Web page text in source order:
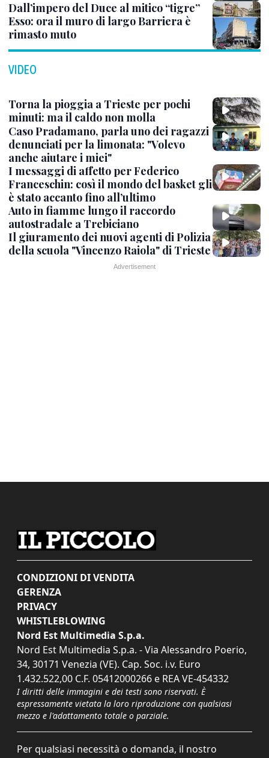
Dall’impero del Duce al mitico “tigre”
Esso: ora il muro di largo Barriera è
rimasto muto
VIDEO
Torna la pioggia a Trieste per pochi
minuti: ma il caldo non molla
Caso Pradamano, parla uno dei ragazzi
denunciati per la limonata: "Volevo
anche aiutare i miei"
I messaggi di affetto per Federico
Franceschin: così il mondo del basket gli
è stato accanto fino all’ultimo
Auto in fiamme lungo il raccordo
autostradale a Trebiciano
Il giuramento dei nuovi agenti di Polizia
della scuola "Vincenzo Raiola" di Trieste
CONDIZIONI DI VENDITA
GERENZA
PRIVACY
WHISTLEBLOWING
Nord Est Multimedia S.p.a.
Nord Est Multimedia S.p.a. - Via Alessandro Poerio,
34, 30171 Venezia (VE). Cap. Soc. i.v. Euro
1.432.522,00 C.F. 05412000266 e REA VE-454332
I diritti delle immagini e dei testi sono riservati. È
espressamente vietata la loro riproduzione con qualsiasi
mezzo e l'adattamento totale o parziale.
Per qualsiasi necessità o domanda, il nostro